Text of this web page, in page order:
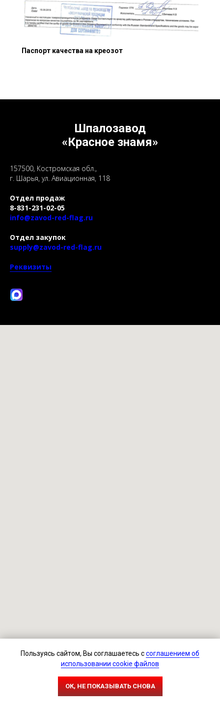
Пользуясь сайтом, Вы соглашаетесь ссоглашением об
использовании cookie файлов
ОК, НЕ ПОКАЗЫВАТЬ СНОВА
Паспорт качества на креозот
Шпалозавод
«Красное знамя»
157500, Костромская обл.,
г. Шарья, ул. Авиационная, 118
Отдел продаж
8-831-231-02-05
info@zavod-red-flag.ru
Отдел закупок
supply@zavod-red-flag.ru
Реквизиты